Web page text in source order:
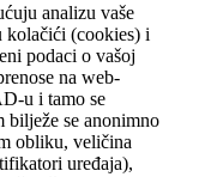
analizu vaše
kolačići (cookies) i
podaci o vašoj
na web-
u i tamo se
bilježe se anonimno
obliku, veličina
uređaja),